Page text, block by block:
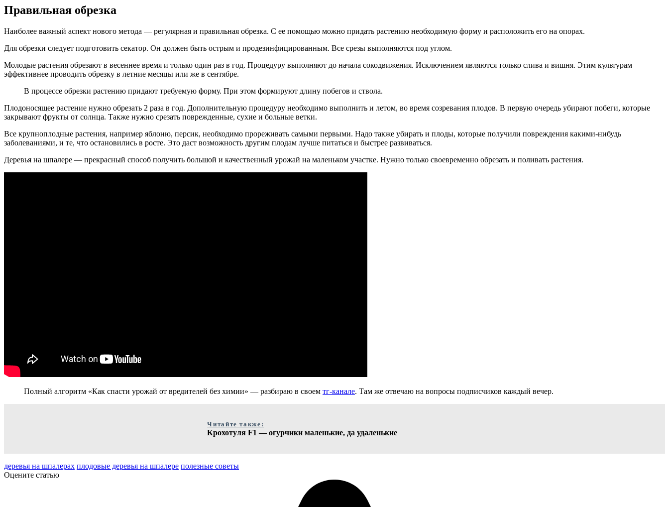
Правильная обрезка
Наиболее важный аспект нового метода — регулярная и правильная обрезка. С ее помощью можно придать растению необходимую форму и расположить его на опорах.
Для обрезки следует подготовить секатор. Он должен быть острым и продезинфицированным. Все срезы выполняются под углом.
Молодые растения обрезают в весеннее время и только один раз в год. Процедуру выполняют до начала сокодвижения. Исключением являются только слива и вишня. Этим культурам
эффективнее проводить обрезку в летние месяцы или же в сентябре.
В процессе обрезки растению придают требуемую форму. При этом формируют длину побегов и ствола.
Плодоносящее растение нужно обрезать 2 раза в год. Дополнительную процедуру необходимо выполнить и летом, во время созревания плодов. В первую очередь убирают побеги, которые
закрывают фрукты от солнца. Также нужно срезать поврежденные, сухие и больные ветки.
Все крупноплодные растения, например яблоню, персик, необходимо прореживать самыми первыми. Надо также убирать и плоды, которые получили повреждения какими-нибудь
заболеваниями, и те, что остановились в росте. Это даст возможность другим плодам лучше питаться и быстрее развиваться.
Деревья на шпалере — прекрасный способ получить большой и качественный урожай на маленьком участке. Нужно только своевременно обрезать и поливать растения.
Полный алгоритм «Как спасти урожай от вредителей без химии» — разбираю в своем тг-канале. Там же отвечаю на вопросы подписчиков каждый вечер.
Читайте также:
Крохотуля F1 — огурчики маленькие, да удаленькие
деревья на шпалерах плодовые деревья на шпалере полезные советы
Оцените статью